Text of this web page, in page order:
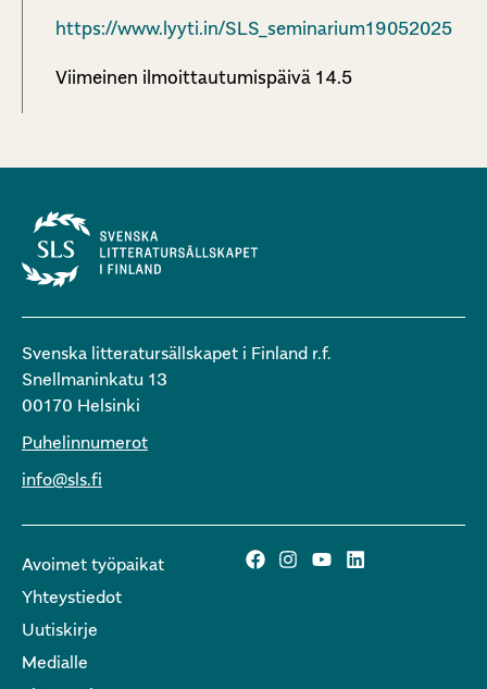
https://www.lyyti.in/SLS_seminarium19052025
Viimeinen ilmoittautumispäivä 14.5
Svenska litteratursällskapet i Finland r.f.
Snellmaninkatu 13
00170 Helsinki
Puhelinnumerot
info@sls.fi
Avoimet työpaikat
Yhteystiedot
Uutiskirje
Medialle